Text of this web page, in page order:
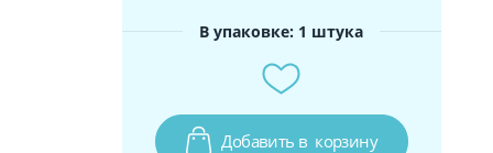
В упаковке: 1 штука
Добавить в корзину